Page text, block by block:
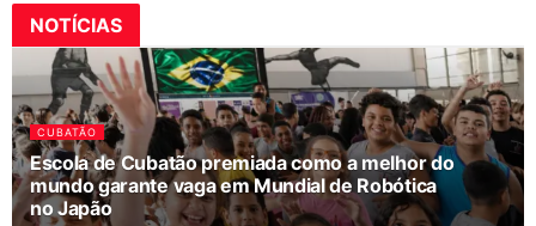
NOTÍCIAS
CUBATÃO
Escola de Cubatão premiada como a melhor do
mundo garante vaga em Mundial de Robótica
no Japão